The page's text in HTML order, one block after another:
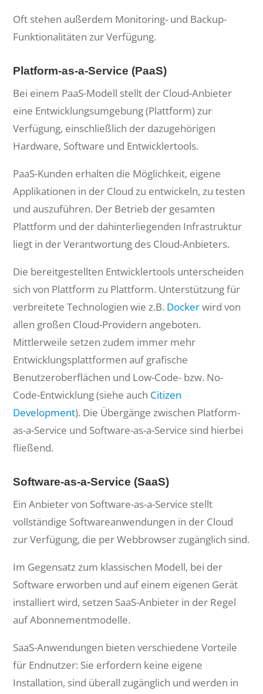
Oft stehen außerdem Monitoring- und Backup-
Funktionalitäten zur Verfügung.
Platform-as-a-Service (PaaS)
Bei einem PaaS-Modell stellt der Cloud-Anbieter
eine Entwicklungsumgebung (Plattform) zur
Verfügung, einschließlich der dazugehörigen
Hardware, Software und Entwicklertools.
PaaS-Kunden erhalten die Möglichkeit, eigene
Applikationen in der Cloud zu entwickeln, zu testen
und auszuführen. Der Betrieb der gesamten
Plattform und der dahinterliegenden Infrastruktur
liegt in der Verantwortung des Cloud-Anbieters.
Die bereitgestellten Entwicklertools unterscheiden
sich von Plattform zu Plattform. Unterstützung für
verbreitete Technologien wie z.B. Dockerwird von
allen großen Cloud-Providern angeboten.
Mittlerweile setzen zudem immer mehr
Entwicklungsplattformen auf grafische
Benutzeroberflächen und Low-Code- bzw. No-
Code-Entwicklung (siehe auch Citizen
Development). Die Übergänge zwischen Platform-
as-a-Service und Software-as-a-Service sind hierbei
fließend.
Software-as-a-Service (SaaS)
Ein Anbieter von Software-as-a-Service stellt
vollständige Softwareanwendungen in der Cloud
zur Verfügung, die per Webbrowser zugänglich sind.
Im Gegensatz zum klassischen Modell, bei der
Software erworben und auf einem eigenen Gerät
installiert wird, setzen SaaS-Anbieter in der Regel
auf Abonnementmodelle.
SaaS-Anwendungen bieten verschiedene Vorteile
für Endnutzer: Sie erfordern keine eigene
Installation, sind überall zugänglich und werden in